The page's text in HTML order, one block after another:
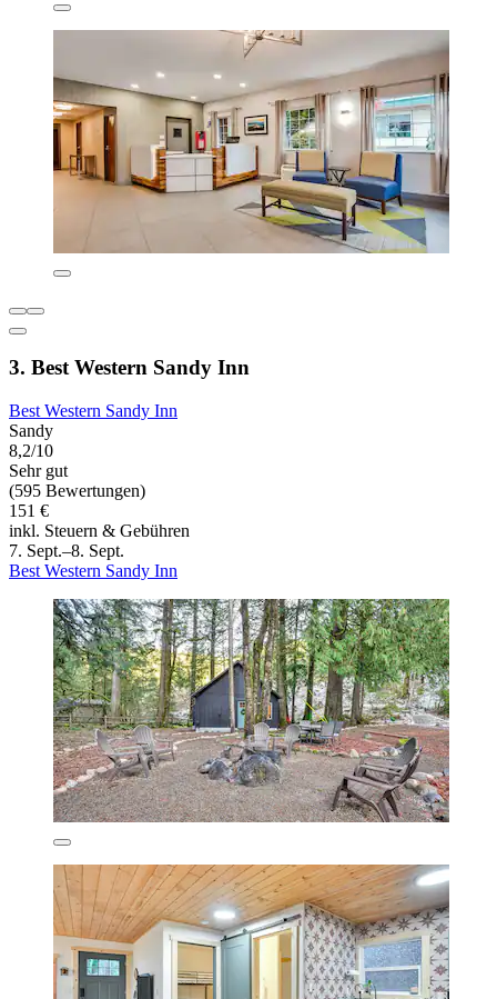
3. Best Western Sandy Inn
Best Western Sandy Inn
Sandy
8,2/10
Sehr gut
(595 Bewertungen)
151 €
inkl. Steuern & Gebühren
7. Sept.–8. Sept.
Best Western Sandy Inn